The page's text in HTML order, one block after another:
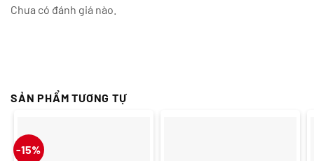
Chưa có đánh giá nào.
SẢN PHẨM TƯƠNG TỰ
-15%